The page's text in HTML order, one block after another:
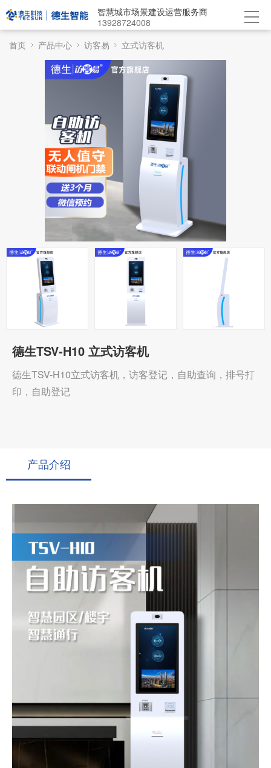
智慧城市场景建设运营服务商
13928724008
首页
产品中心 访客易 立式访客机
德生TSV-H10 立式访客机
德生TSV-H10立式访客机，访客登记，自助查询，排号打
印，自助登记
产品介绍